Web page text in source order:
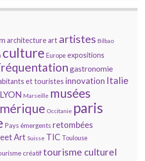
architectureart artistes Bilbao
culture Europeexpositions
gastronomie
et touristes innovation Italie
LYON Marseille musées
Occitanie paris
Pays émergents retombées
Art Suisse TIC Toulouse
créatif tourisme culturel